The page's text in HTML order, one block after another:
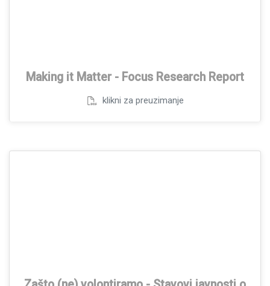
Making it Matter - Focus Research Report
klikni za preuzimanje